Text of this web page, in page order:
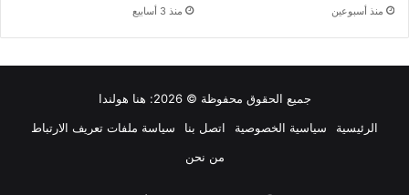
منذ أسبوعين منذ 3 أسابيع
جميع الحقوق محفوظة © 2026:
هنا هولندا
الرئيسية
سياسية الخصوصية اتصل بنا
سياسة ملفات تعريف الارتباط
من نحن